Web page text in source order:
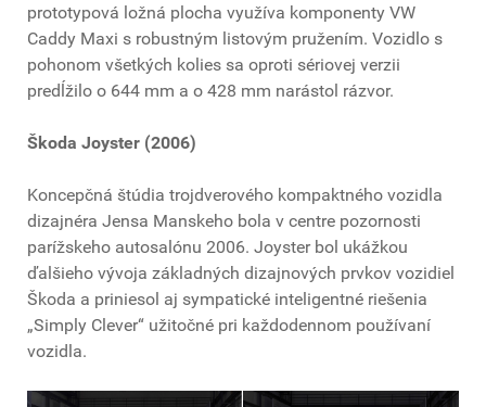
prototypová ložná plocha využíva komponenty VW
Caddy Maxi s robustným listovým pružením. Vozidlo s
pohonom všetkých kolies sa oproti sériovej verzii
predĺžilo o 644 mm a o 428 mm narástol rázvor.
Škoda Joyster (2006)
Koncepčná štúdia trojdverového kompaktného vozidla
dizajnéra Jensa Manskeho bola v centre pozornosti
parížskeho autosalónu 2006. Joyster bol ukážkou
ďalšieho vývoja základných dizajnových prvkov vozidiel
Škoda a priniesol aj sympatické inteligentné riešenia
„Simply Clever“ užitočné pri každodennom používaní
vozidla.